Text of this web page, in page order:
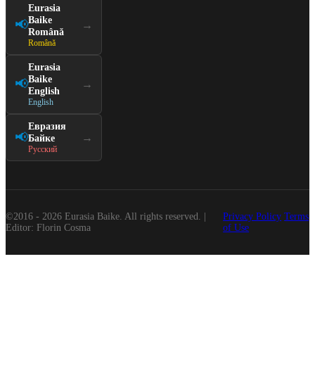
📢
Eurasia
Baike
Română
Română
→
📢
Eurasia
Baike
English
English
→
📢
Евразия
Байке
Русский
→
©2016 - 2026 Eurasia Baike. All rights reserved. |
Editor: Florin Cosma
Privacy Policy Terms
of Use